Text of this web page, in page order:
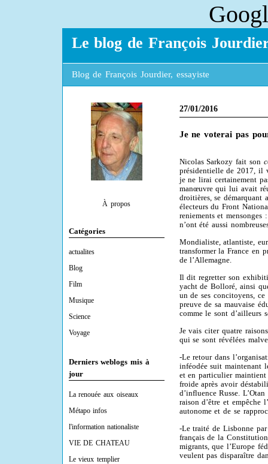
Le blog de François
Blog de François Jourdier, essayiste
À propos
Catégories
actualites
Blog
Film
Musique
Science
Voyage
Derniers weblogs mis à
jour
La renouée aux oiseaux
Métapo infos
l'information nationaliste
VIE DE CHATEAU
Le vieux templier
27/01/2016
Je ne voterai pas
Nicolas Sarkozy fait son
présidentielle de 2017, il
je ne lirai certainement
manœuvre qui lui avait
droitières, se démarquant
électeurs du Front
reniements et
n’ont été aussi
Mondialiste, atlantiste,
transformer la France en
de l’Allemagne.
Il dit regretter son
yacht de Bolloré, ainsi
un de ses concitoyens,
preuve de sa mauvaise
comme le sont d’ailleurs
Je vais citer quatre
qui se sont révélées
-Le retour dans
inféodée suit maintenant
et en particulier maintient
froide après avoir
d’influence Russe.
raison d’être et empêche
autonome et de se
-Le traité de Lisbonne
français de la
migrants, que l’Europe
veulent pas disparaître